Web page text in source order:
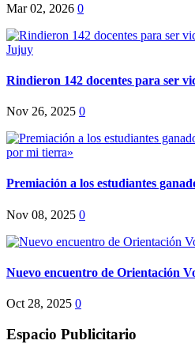
Mar 02, 2026 0
Rindieron 142 docentes para ser
Nov 26, 2025 0
Premiación a los estudiantes
Nov 08, 2025 0
Nuevo encuentro de Orientación
Oct 28, 2025 0
Espacio Publicitario